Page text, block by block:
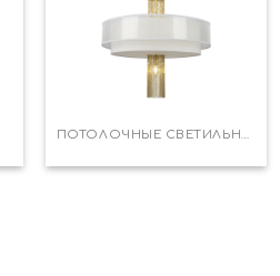
ПОТОЛОЧНЫЕ СВЕТИЛЬНИКИ